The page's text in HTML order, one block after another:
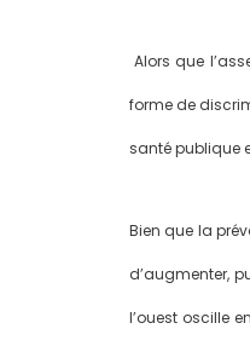
Alors que
forme de
santé publique
Bien que la
d’augmenter,
l’ouest oscille